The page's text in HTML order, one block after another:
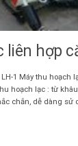
hợp
1 Máy thu hoạch
hoạch lạc : từ
chắn, dễ dàng sử